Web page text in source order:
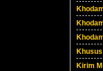
Kirim